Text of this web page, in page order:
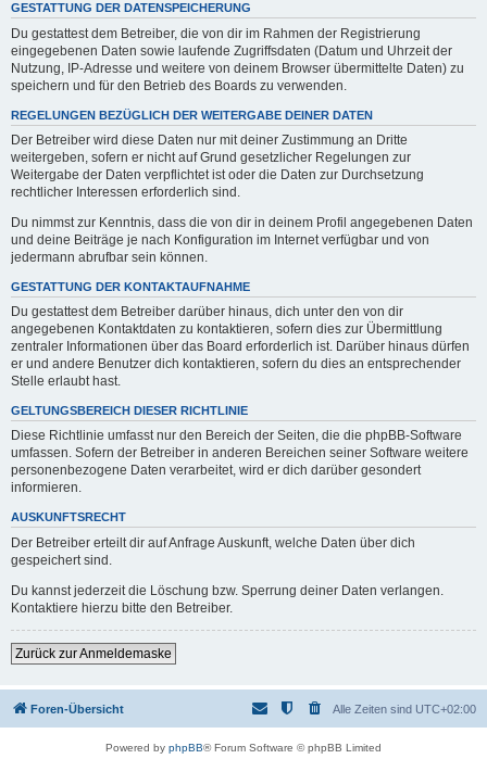
GESTATTUNG DER DATENSPEICHERUNG
Du gestattest dem Betreiber, die von dir im Rahmen der Registrierung
eingegebenen Daten sowie laufende Zugriffsdaten (Datum und Uhrzeit der
Nutzung, IP-Adresse und weitere von deinem Browser übermittelte Daten) zu
speichern und für den Betrieb des Boards zu verwenden.
REGELUNGEN BEZÜGLICH DER WEITERGABE DEINER DATEN
Der Betreiber wird diese Daten nur mit deiner Zustimmung an Dritte
weitergeben, sofern er nicht auf Grund gesetzlicher Regelungen zur
Weitergabe der Daten verpflichtet ist oder die Daten zur Durchsetzung
rechtlicher Interessen erforderlich sind.
Du nimmst zur Kenntnis, dass die von dir in deinem Profil angegebenen Daten
und deine Beiträge je nach Konfiguration im Internet verfügbar und von
jedermann abrufbar sein können.
GESTATTUNG DER KONTAKTAUFNAHME
Du gestattest dem Betreiber darüber hinaus, dich unter den von dir
angegebenen Kontaktdaten zu kontaktieren, sofern dies zur Übermittlung
zentraler Informationen über das Board erforderlich ist. Darüber hinaus dürfen
er und andere Benutzer dich kontaktieren, sofern du dies an entsprechender
Stelle erlaubt hast.
GELTUNGSBEREICH DIESER RICHTLINIE
Diese Richtlinie umfasst nur den Bereich der Seiten, die die phpBB-Software
umfassen. Sofern der Betreiber in anderen Bereichen seiner Software weitere
personenbezogene Daten verarbeitet, wird er dich darüber gesondert
informieren.
AUSKUNFTSRECHT
Der Betreiber erteilt dir auf Anfrage Auskunft, welche Daten über dich
gespeichert sind.
Du kannst jederzeit die Löschung bzw. Sperrung deiner Daten verlangen.
Kontaktiere hierzu bitte den Betreiber.
Zurück zur Anmeldemaske
Foren-Übersicht Alle Zeiten sind UTC+02:00
Powered by phpBB® Forum Software © phpBB Limited